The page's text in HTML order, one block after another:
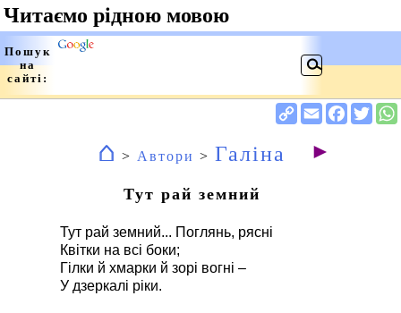
⌂ > Автори > Галіна ►
Тут рай земний
Тут рай земний... Поглянь, рясні
Квітки на всі боки;
Гілки й хмарки й зорі вогні –
У дзеркалі ріки.